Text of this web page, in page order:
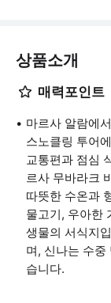
상품소개
매력포인트
마르사 알람에
스노클링 투어
교통편과 점심
르사 무바라크
따뜻한 수온과
물고기, 우아한
생물의 서식지
며, 신나는 수중
습니다.